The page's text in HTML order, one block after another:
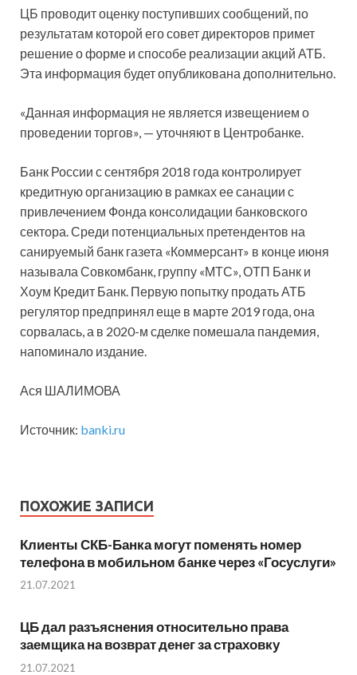
ЦБ проводит оценку поступивших сообщений, по
результатам которой его совет директоров примет
решение о форме и способе реализации акций АТБ.
Эта информация будет опубликована дополнительно.
«Данная информация не является извещением о
проведении торгов», — уточняют в Центробанке.
Банк России с сентября 2018 года контролирует
кредитную организацию в рамках ее санации с
привлечением Фонда консолидации банковского
сектора. Среди потенциальных претендентов на
санируемый банк газета «Коммерсант» в конце июня
называла Совкомбанк, группу «МТС», ОТП Банк и
Хоум Кредит Банк. Первую попытку продать АТБ
регулятор предпринял еще в марте 2019 года, она
сорвалась, а в 2020-м сделке помешала пандемия,
напоминало издание.
Ася ШАЛИМОВА
Источник: banki.ru
ПОХОЖИЕ ЗАПИСИ
​Клиенты СКБ-Банка могут поменять номер
телефона в мобильном банке через «​Госуслуги»
21.07.2021
ЦБ дал разъяснения относительно права
заемщика на возврат денег за страховку
21.07.2021